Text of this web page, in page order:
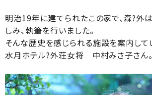
明治19年に建てられたこの家で、森?外
しみ、執筆を行いました。
そんな歴史を感じられる施設を案内して
水月ホテル?外荘女将 中村みさ子さん。